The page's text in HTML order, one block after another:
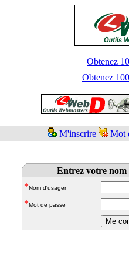
Obtenez
Obtenez
M'inscrire Mot
Entrez votre nom
*Nom d'usager
*Mot de passe